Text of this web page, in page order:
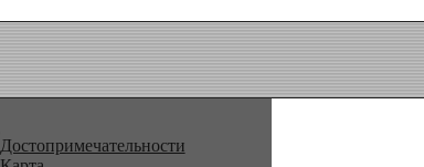
Достопримечательности